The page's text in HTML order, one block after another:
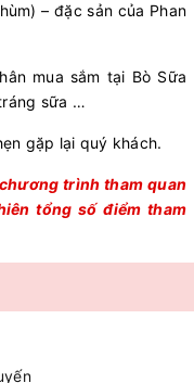
– đặc sản của Phan
mua sắm tại Bò Sữa
sữa …
gặp lại quý khách.
trình tham quan
tổng số điểm tham